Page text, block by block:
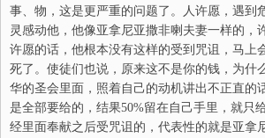
事、物，这是更严重的问题了。人许愿，遇到
灵感动他，他像亚拿尼亚撒非喇夫妻一样的
许愿的话，他根本没有这样的受到咒诅，马上
死了。使徒们也说，原来这不是你的钱，为什
华的圣会里面，照着自己的动机讲出不正直的
是全部要给的，结果50%留在自己手里，就只
经里面奉献之后受咒诅的，代表性的就是亚拿